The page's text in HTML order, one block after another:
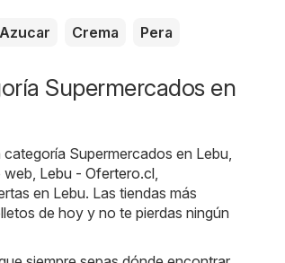
Azucar Crema Pera
Supermercados en
Supermercados en Lebu,
Lebu - Ofertero.cl
en Lebu. Las tiendas más
de hoy y no te pierdas ningún